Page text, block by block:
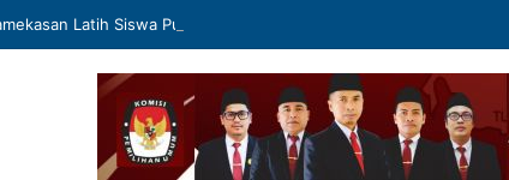
Latih Siswa Public Speaking dan Konten Publik